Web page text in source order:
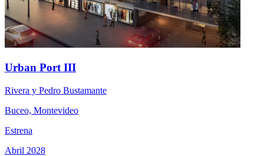
Urban Port III
Rivera y Pedro Bustamante
Buceo, Montevideo
Estrena
Abril 2028